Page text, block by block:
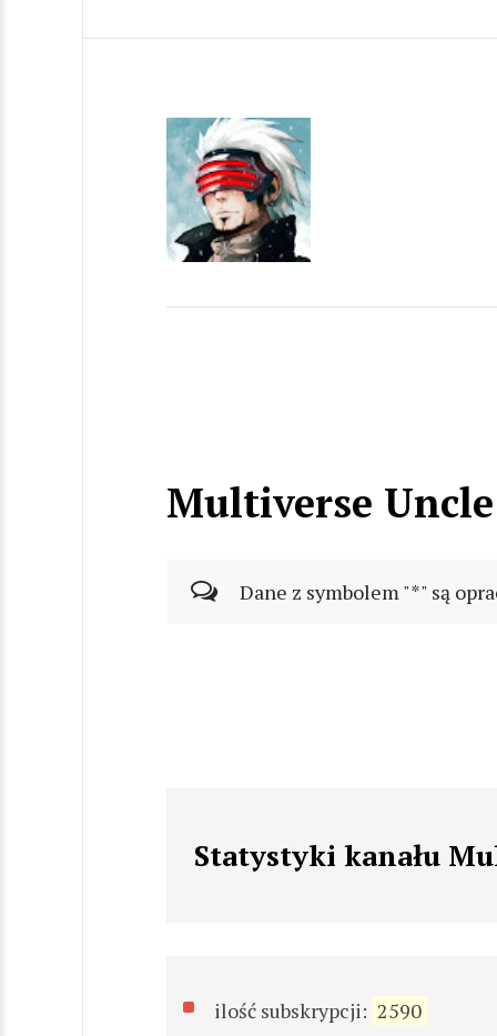
Multiverse Uncle
Dane z symbolem "*" są
Statystyki kanału
ilość subskrypcji: 2590